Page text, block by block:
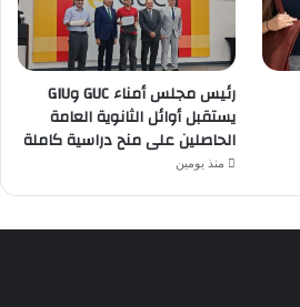
رئيس مجلس أمناء GUC وGIU
يستقبل أوائل الثانوية العامة
الحاصلين على منح دراسية كاملة
منذ يومين